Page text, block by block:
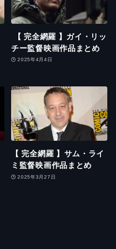
【 完全網羅 】ガイ・リッ
チー監督映画作品まとめ
2025年4月4日
【 完全網羅 】サム・ライ
ミ監督映画作品まとめ
2025年3月27日